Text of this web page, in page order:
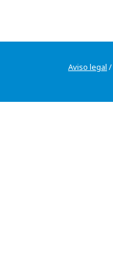
Aviso legal /